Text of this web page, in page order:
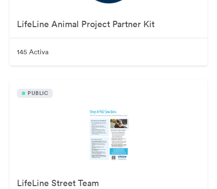
LifeLine Animal Project Partner Kit
145 Activa
PUBLIC
LifeLine Street Team